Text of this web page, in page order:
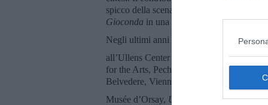
spicco della scena artistica
Gioconda in una serie di dipinti intitolata
Negli ultimi anni ha tenuto mostre
all’Ullens Center for Contemporary Art,
for the Arts, Pechino, 2014; al CAC
Belvedere, Vienna, 2016.
Musée d’Orsay, Un enterrement à